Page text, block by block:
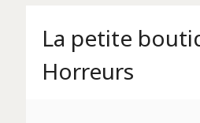
La petite
Horreurs